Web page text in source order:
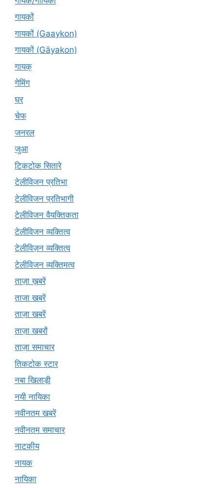
गायकों
गायकों (Gaaykon)
गायकों (Gāyakon)
गायक्
गेमिंग
घर
चेफ
जनरल
जुआ
टिकटोक सितारे
टेलीविजन प्रतिभा
टेलीविजन प्रतिभागी
टेलीविजन वैयक्तिकता
टेलीविजन व्यक्तित्व
टेलीविज़न व्यक्तित्व
टेलीविजन व्यक्तिमत्व
ताज़ा ख़बरें
ताजा खबरें
ताज़ा खबरें
ताज़ा खबरों
ताज़ा समाचार
तिकटोक स्टार
नबा खिलाड़ी
नयी नायिका
नवीनतम खबरें
नवीनतम समाचार
नाटकीय
नायक
नायिका